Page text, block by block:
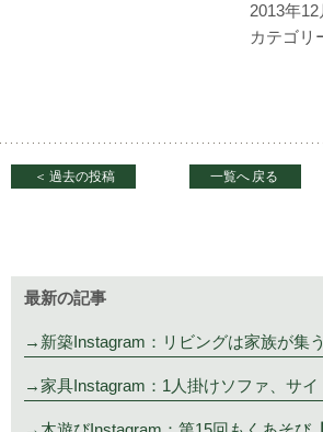
2013年
カテゴリ
＜ 過去の投稿 一覧へ 戻る
最新の記事
新築Instagram：リビングは家族が集
家具Instagram：1人掛けソファ、サ